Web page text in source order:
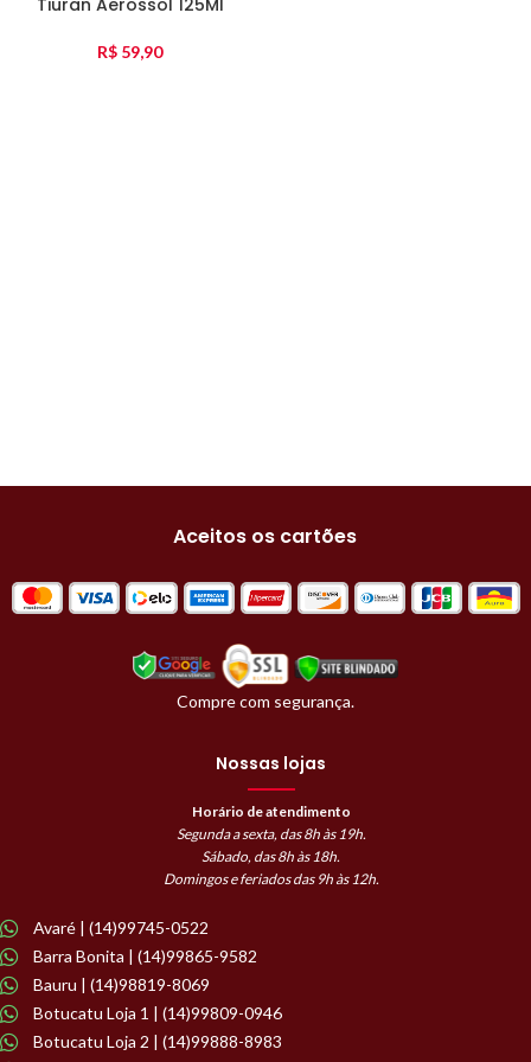
Tiuran Aerossol 125Ml
R$ 59,90
Aceitos os cartões
Compre com segurança.
Nossas lojas
Horário de atendimento
Segunda a sexta, das 8h às 19h.
Sábado, das 8h às 18h.
Domingos e feriados das 9h às 12h.
Avaré | (14)99745-0522
Barra Bonita | (14)99865-9582
Bauru | (14)98819-8069
Botucatu Loja 1 | (14)99809-0946
Botucatu Loja 2 | (14)99888-8983